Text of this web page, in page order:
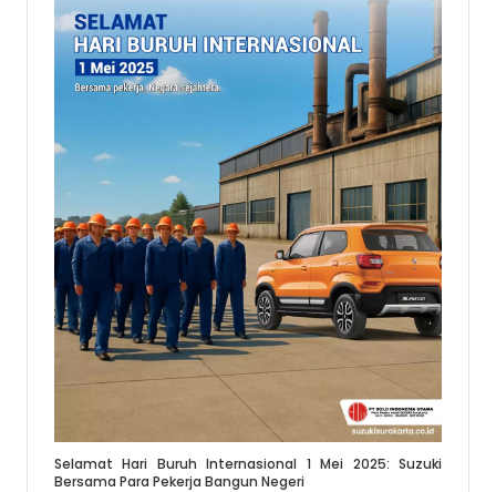
Selamat Hari Buruh Internasional 1 Mei 2025: Suzuki
Bersama Para Pekerja Bangun Negeri